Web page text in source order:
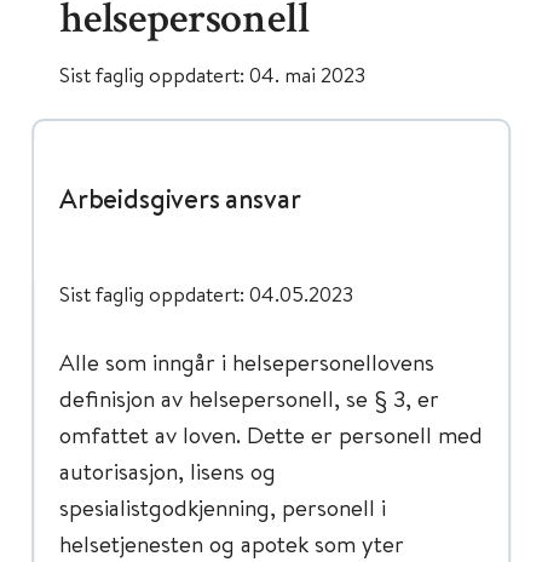
helsepersonell
Sist faglig oppdatert: 04. mai 2023
Arbeidsgivers ansvar
Sist faglig oppdatert: 04.05.2023
Alle som inngår i helsepersonellovens
definisjon av helsepersonell, se § 3, er
omfattet av loven. Dette er personell med
autorisasjon, lisens og
spesialistgodkjenning, personell i
helsetjenesten og apotek som yter